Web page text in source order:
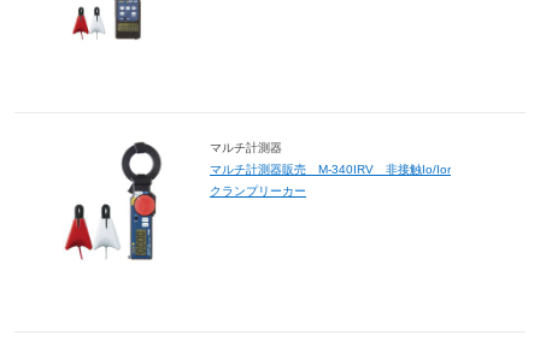
マルチ計測器
マルチ計測器販売 M-340IRV 非接触Io/Ior
クランプリーカー